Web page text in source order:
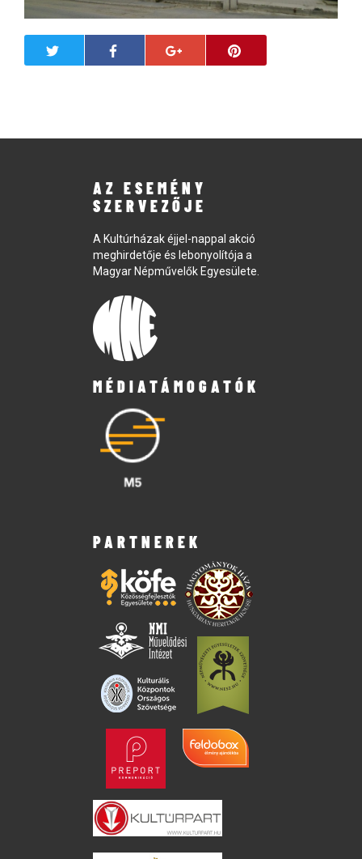
AZ ESEMÉNY
SZERVEZŐJE
A Kultúrházak éjjel-nappal akció
meghirdetője és lebonyolítója a
Magyar Népművelők Egyesülete.
MÉDIATÁMOGATÓK
PARTNEREK